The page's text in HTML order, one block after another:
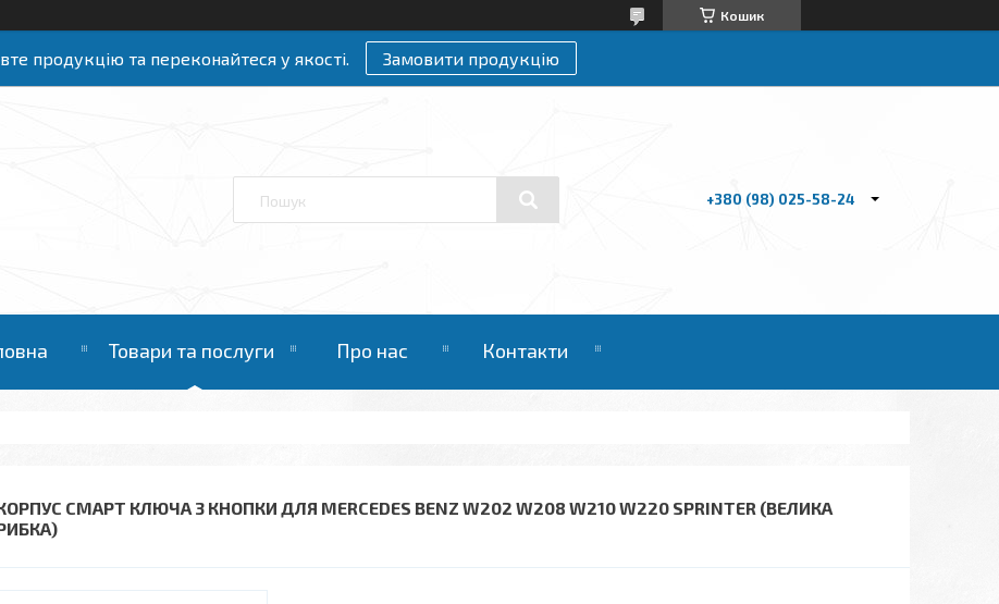
Кошик
продукцію та переконайтеся у якості. Замовити продукцію
+380 (98) 025-58-24
Товари та послуги Про нас Контакти
СМАРТ КЛЮЧА 3 КНОПКИ ДЛЯ MERCEDES BENZ W202 W208 W210 W220 SPRINTER (ВЕЛИКА